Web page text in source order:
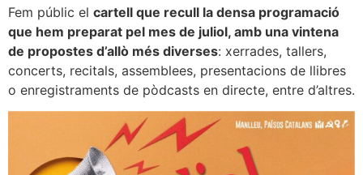
Fem públic el cartell que recull la densa programació
que hem preparat pel mes de juliol, amb una vintena
de propostes d’allò més diverses: xerrades, tallers,
concerts, recitals, assemblees, presentacions de llibres
o enregistraments de pòdcasts en directe, entre d’altres.